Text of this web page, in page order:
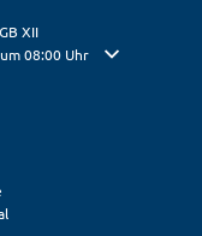
XII
auszublenden
08:00 Uhr